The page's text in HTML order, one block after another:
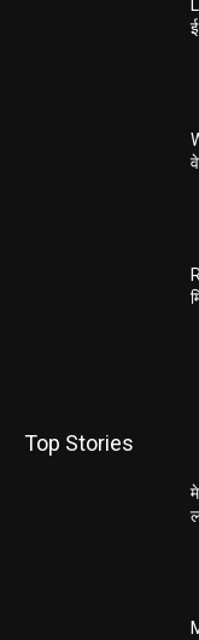
Top Stories